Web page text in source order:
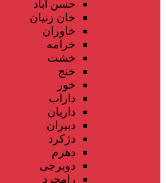
حسن آباد
خان زنیان
خاوران
خرامه
خشت
خنج
خور
داراب
داریان
دبیران
دژکرد
دهرم
دوبرجی
رامجرد